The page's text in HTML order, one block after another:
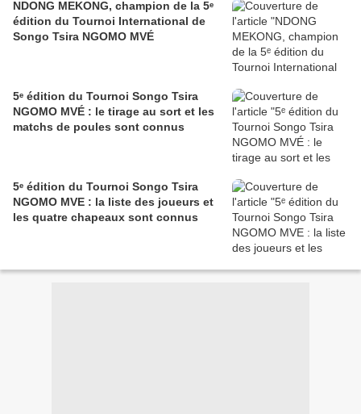
NDONG MEKONG, champion de la 5ᵉ
édition du Tournoi International de
Songo Tsira NGOMO MVÉ
5ᵉ édition du Tournoi Songo Tsira
NGOMO MVÉ : le tirage au sort et les
matchs de poules sont connus
5ᵉ édition du Tournoi Songo Tsira
NGOMO MVE : la liste des joueurs et
les quatre chapeaux sont connus